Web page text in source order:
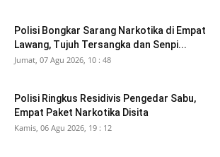
Polisi Bongkar Sarang Narkotika di Empat
Lawang, Tujuh Tersangka dan Senpi...
Jumat, 07 Agu 2026, 10 : 48
Polisi Ringkus Residivis Pengedar Sabu,
Empat Paket Narkotika Disita
Kamis, 06 Agu 2026, 19 : 12